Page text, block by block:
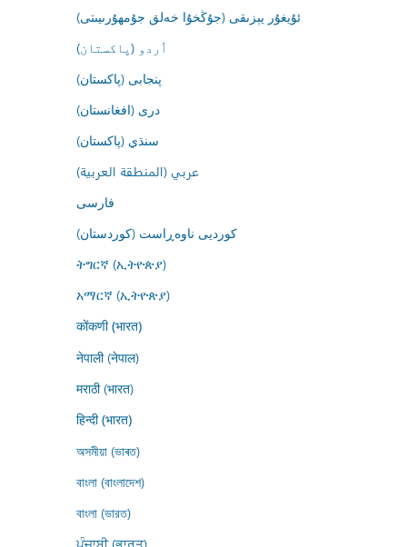
ئۇيغۇر يېزىقى (جۇڭخۇا خەلق جۇمھۇرىيىتى)
اُردو (پاکستان)
پنجابی (پاکستان)
درى (افغانستان)
سنڌي (پاکستان)
عربي (المنطقة العربية)
فارسى
کوردیی ناوەڕاست (کوردستان)
ትግርኛ (ኢትዮጵያ)
አማርኛ (ኢትዮጵያ)
कोंकणी (भारत)
नेपाली (नेपाल)
मराठी (भारत)
हिन्दी (भारत)
অসমীয়া (ভাৰত)
বাংলা (বাংলাদেশ)
বাংলা (ভারত)
ਪੰਜਾਬੀ (ਭਾਰਤ)